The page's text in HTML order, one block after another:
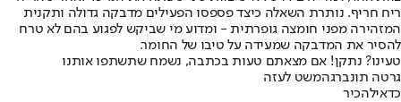
ריח חריף. נותרת השאלה כיצד פספסו הפעילים מדבקה גדולה ותקנית
המזהירה מפני חומצה גופרתית - ומדוע מי שביקש לפגוע בהם לא טרח
להסיר את המדבקה שמעידה על טיבו של החומר.
טעינו? נתקן! אם מצאתם טעות בכתבה, נשמח שתשתפו אותנו
גרטה תונברגהמשט לעזה
כדאילהכיר